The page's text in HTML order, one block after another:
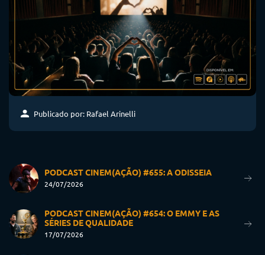
Publicado por: Rafael Arinelli
PODCAST CINEM(AÇÃO) #655: A ODISSEIA
24/07/2026
PODCAST CINEM(AÇÃO) #654: O EMMY E AS
SÉRIES DE QUALIDADE
17/07/2026